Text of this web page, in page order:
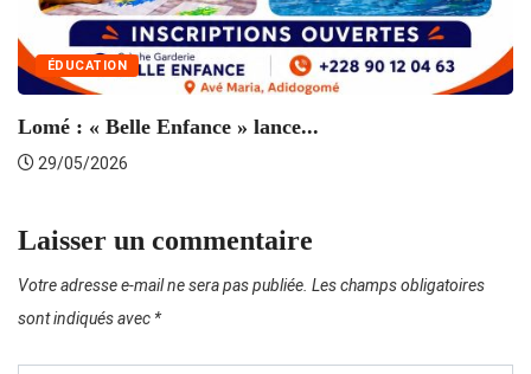
ÉDUCATION
Lomé : « Belle Enfance » lance...
29/05/2026
Laisser un commentaire
Votre adresse e-mail ne sera pas publiée. Les champs obligatoires
sont indiqués avec *